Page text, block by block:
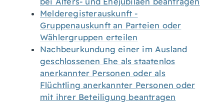
Melderegisterauskunft -
Gruppenauskunft an Parteien oder
Wählergruppen erteilen
Nachbeurkundung einer im Ausland
geschlossenen Ehe als staatenlos
anerkannter Personen oder als
Flüchtling anerkannter Personen oder
mit ihrer Beteiligung beantragen